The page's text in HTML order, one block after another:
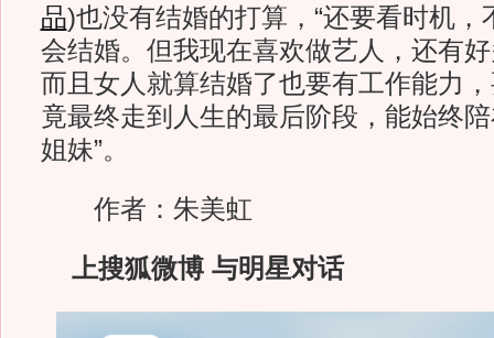
品)也没有结婚的打算，“还要看时机，
会结婚。但我现在喜欢做艺人，还有
而且女人就算结婚了也要有工作能力
竟最终走到人生的最后阶段，能始终
姐妹”。
作者：朱美虹
上搜狐微博 与明星对话